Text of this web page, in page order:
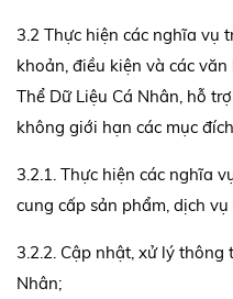
3.2 Thực hiện các nghĩa vụ
khoản, điều kiện và các
Thể Dữ Liệu Cá Nhân, hỗ
không giới hạn các mục
3.2.1. Thực hiện các nghĩa
cung cấp sản phẩm, dịch
3.2.2. Cập nhật, xử lý thông
Nhân;